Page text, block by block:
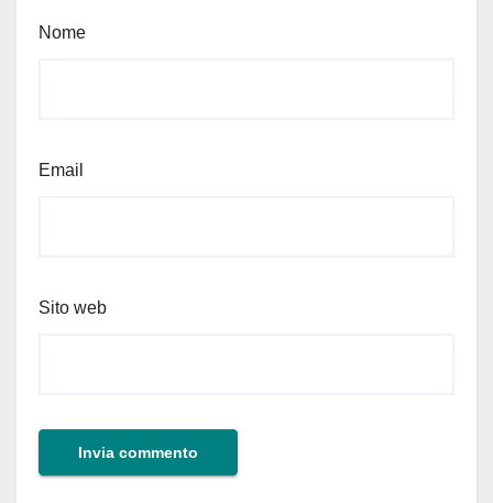
Nome
Email
Sito web